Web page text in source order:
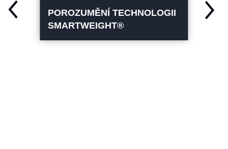
POROZUMĚNÍ TECHNOLOGII
SMARTWEIGHT®